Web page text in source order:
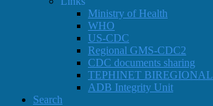
Ministry of Health
WHO
US-CDC
Regional GMS-CDC2
CDC documents sharing
TEPHINET BIREGIONAL
ADB Integrity Unit
Search